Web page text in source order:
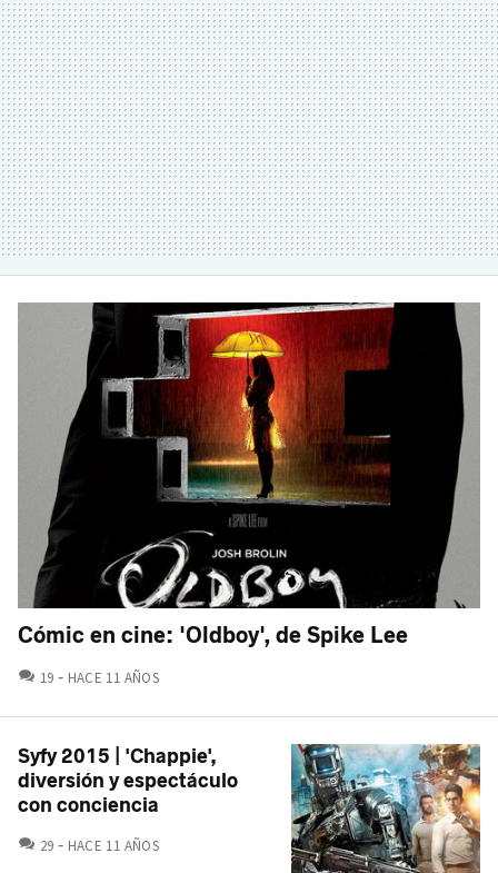
Cómic en cine: 'Oldboy', de Spike Lee
19 COMENTARIOS
HACE 11 AÑOS
Syfy 2015 | 'Chappie',
diversión y espectáculo
con conciencia
29 COMENTARIOS
HACE 11 AÑOS